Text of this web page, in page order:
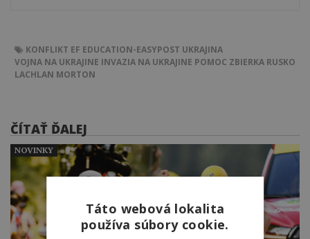
KONFLIKT EF EDUCATION-EASYPOST UKRAJINA
VOJNA NA UKRAJINE INVAZIA NA UKRAJINE POMOC ZBIERKA RUSKO
LACHLAN MORTON
ČÍTAŤ ĎALEJ
NOVINKY
Táto webová lokalita
používa súbory cookie.